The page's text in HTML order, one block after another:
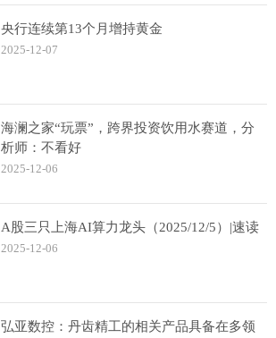
央行连续第13个月增持黄金
2025-12-07
海澜之家“玩票”，跨界投资饮用水赛道，分
析师：不看好
2025-12-06
A股三只上海AI算力龙头（2025/12/5）|速读
2025-12-06
弘亚数控：丹齿精工的相关产品具备在多领